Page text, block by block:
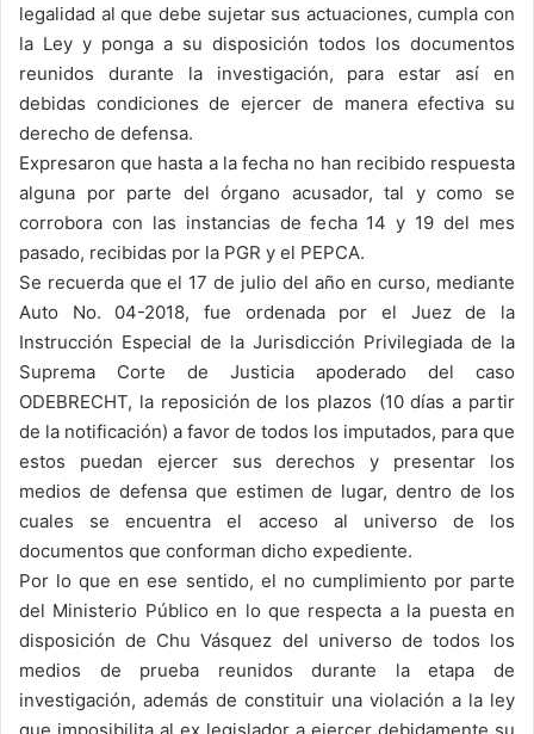
legalidad al que debe sujetar sus actuaciones, cumpla con
la Ley y ponga a su disposición todos los documentos
reunidos durante la investigación, para estar así en
debidas condiciones de ejercer de manera efectiva su
derecho de defensa.
Expresaron que hasta a la fecha no han recibido respuesta
alguna por parte del órgano acusador, tal y como se
corrobora con las instancias de fecha 14 y 19 del mes
pasado, recibidas por la PGR y el PEPCA.
Se recuerda que el 17 de julio del año en curso, mediante
Auto No. 04-2018, fue ordenada por el Juez de la
Instrucción Especial de la Jurisdicción Privilegiada de la
Suprema Corte de Justicia apoderado del caso
ODEBRECHT, la reposición de los plazos (10 días a partir
de la notificación) a favor de todos los imputados, para que
estos puedan ejercer sus derechos y presentar los
medios de defensa que estimen de lugar, dentro de los
cuales se encuentra el acceso al universo de los
documentos que conforman dicho expediente.
Por lo que en ese sentido, el no cumplimiento por parte
del Ministerio Público en lo que respecta a la puesta en
disposición de Chu Vásquez del universo de todos los
medios de prueba reunidos durante la etapa de
investigación, además de constituir una violación a la ley